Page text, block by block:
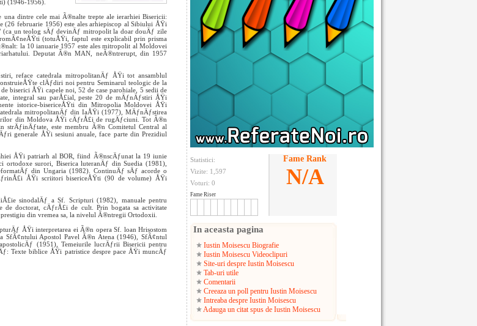
Statistici:
Vizite: 1,597
Voturi: 0
Fame Riser
Fame Rank
N/A
In aceasta pagina
Iustin Moisescu Biografie
Iustin Moisescu Videoclipuri
Site-uri despre Iustin Moisescu
Tab-uri utile
Comentarii
Creeaza un poll pentru Iustin Moisescu
Intreaba despre Iustin Moisescu
Adauga un citat spus de Iustin Moisescu
(1946-1956).
dintre cele mai Ã®nalte trepte ale ierarhiei Bisericii:
februarie 1956) este ales arhiepiscop al Sibiului ÅŸi
un teolog sÄƒ devinÄƒ mitropolit la doar douÄƒ zile
(totuÅŸi, faptul este explicabil prin prisma
la 10 ianuarie 1957 este ales mitropolit al Moldovei
Deputat Ã®n MAN, neÃ®ntrerupt, din 1957
reface catedrala mitropolitanÄƒ ÅŸi tot ansamblul
clÄƒdiri noi pentru Seminarul teologic de la
biserici ÅŸi capele noi, 52 de case parohiale, 5 sedii de
integral sau parÅ£ial, peste 20 de mÄƒnÄƒstiri ÅŸi
istorice-bisericeÅŸti din Mitropolia Moldovei ÅŸi
mitropolitanÄƒ din IaÅŸi (1977), MÄƒnÄƒstirea
din Moldova ÅŸi cÄƒrÅ£i de rugÄƒciuni. Tot Ã®n
strÄƒinÄƒtate, este membru Ã®n Comitetul Central al
generale ÅŸi sesiuni anuale, face parte din Prezidiul
ÅŸi patriarh al BOR, fiind Ã®nscÄƒunat la 19 iunie
ortodoxe surori, Biserica luteranÄƒ din Suedia (1981),
din Ungaria (1982). ContinuÄƒ sÄƒ acorde o
ÅŸi scriitori bisericeÅŸti (90 de volume) ÅŸi
sinodalÄƒ a Sf. Scripturi (1982), manuale pentru
doctorat, cÄƒrÅ£i de cult. Prin bogata sa activitate
din vremea sa, la nivelul Ã®ntregii Ortodoxii.
ÅŸi interpretarea ei Ã®n opera Sf. loan Hrisostom
SfÃ¢ntului Apostol Pavel Ã®n Atena (1946), SfÃ¢ntul
(1951), Temeiurile lucrÄƒrii Bisericii pentru
Texte biblice ÅŸi patristice despre pace ÅŸi muncÄƒ